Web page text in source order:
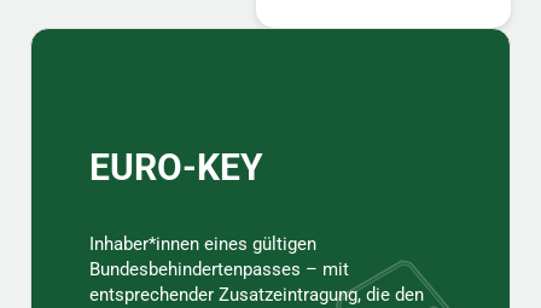
Sidebar
EURO-KEY
Inhaber*innen eines gültigen
Bundesbehindertenpasses – mit
entsprechender Zusatzeintragung, die den